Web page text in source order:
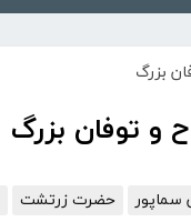
بزرگ
توفان بزرگ
سماپور حضرت زرتشت